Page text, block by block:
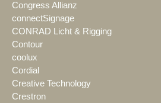
Congress Allianz
connectSignage
CONRAD Licht & Rigging
Contour
coolux
Cordial
Creative Technology
Crestron